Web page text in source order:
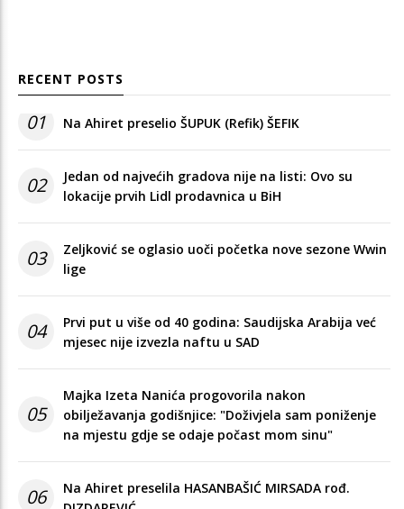
RECENT POSTS
01 Na Ahiret preselio ŠUPUK (Refik) ŠEFIK
02
Jedan od najvećih gradova nije na listi: Ovo su
lokacije prvih Lidl prodavnica u BiH
03
Zeljković se oglasio uoči početka nove sezone Wwin
lige
04
Prvi put u više od 40 godina: Saudijska Arabija već
mjesec nije izvezla naftu u SAD
05
Majka Izeta Nanića progovorila nakon
obilježavanja godišnjice: "Doživjela sam poniženje
na mjestu gdje se odaje počast mom sinu"
06
Na Ahiret preselila HASANBAŠIĆ MIRSADA rođ.